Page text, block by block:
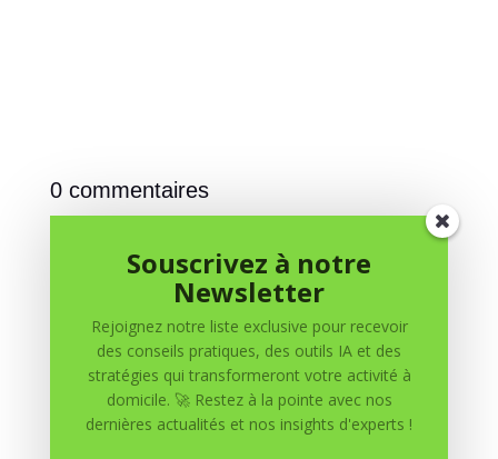
0 commentaires
Votre adresse e-mail ne sera pas publiée.
obligatoires sont indiqués avec*
Souscrivez à notre
Newsletter
Rejoignez notre liste exclusive pour recevoir
des conseils pratiques, des outils IA et des
stratégies qui transformeront votre activité à
domicile. 🚀 Restez à la pointe avec nos
dernières actualités et nos insights d'experts !